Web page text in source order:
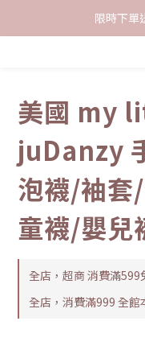
限時下單
限時下單
加入
美國 my
juDanzy
泡襪/袖
童襪/嬰兒
全店，超商 消費滿599
全店，消費滿999 全館